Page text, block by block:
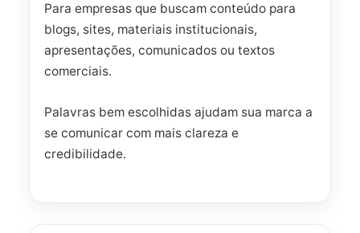
Para empresas que buscam conteúdo para
blogs, sites, materiais institucionais,
apresentações, comunicados ou textos
comerciais.
Palavras bem escolhidas ajudam sua marca a
se comunicar com mais clareza e
credibilidade.